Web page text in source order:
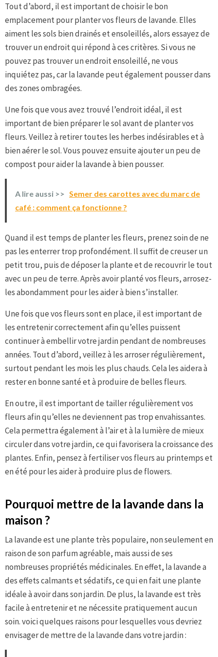
Tout d’abord, il est important de choisir le bon
emplacement pour planter vos fleurs de lavande. Elles
aiment les sols bien drainés et ensoleillés, alors essayez de
trouver un endroit qui répond à ces critères. Si vous ne
pouvez pas trouver un endroit ensoleillé, ne vous
inquiétez pas, car la lavande peut également pousser dans
des zones ombragées.
Une fois que vous avez trouvé l’endroit idéal, il est
important de bien préparer le sol avant de planter vos
fleurs. Veillez à retirer toutes les herbes indésirables et à
bien aérer le sol. Vous pouvez ensuite ajouter un peu de
compost pour aider la lavande à bien pousser.
A lire aussi >> Semer des carottes avec du marc de
café : comment ça fonctionne ?
Quand il est temps de planter les fleurs, prenez soin de ne
pas les enterrer trop profondément. Il suffit de creuser un
petit trou, puis de déposer la plante et de recouvrir le tout
avec un peu de terre. Après avoir planté vos fleurs, arrosez-
les abondamment pour les aider à bien s’installer.
Une fois que vos fleurs sont en place, il est important de
les entretenir correctement afin qu’elles puissent
continuer à embellir votre jardin pendant de nombreuses
années. Tout d’abord, veillez à les arroser régulièrement,
surtout pendant les mois les plus chauds. Cela les aidera à
rester en bonne santé et à produire de belles fleurs.
En outre, il est important de tailler régulièrement vos
fleurs afin qu’elles ne deviennent pas trop envahissantes.
Cela permettra également à l’air et à la lumière de mieux
circuler dans votre jardin, ce qui favorisera la croissance des
plantes. Enfin, pensez à fertiliser vos fleurs au printemps et
en été pour les aider à produire plus de flowers.
Pourquoi mettre de la lavande dans la
maison ?
La lavande est une plante très populaire, non seulement en
raison de son parfum agréable, mais aussi de ses
nombreuses propriétés médicinales. En effet, la lavande a
des effets calmants et sédatifs, ce qui en fait une plante
idéale à avoir dans son jardin. De plus, la lavande est très
facile à entretenir et ne nécessite pratiquement aucun
soin. voici quelques raisons pour lesquelles vous devriez
envisager de mettre de la lavande dans votre jardin :